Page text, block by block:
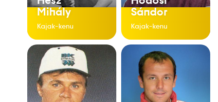
Mihály
Kajak-kenu
Sándor
Kajak-kenu